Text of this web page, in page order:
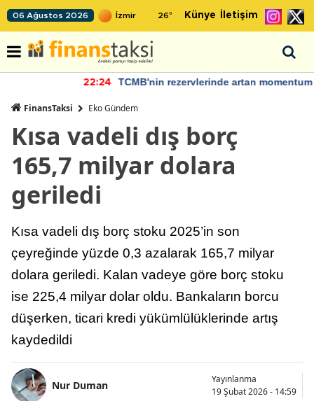
06 Ağustos 2026 26° Künye İletişim
TCMB'nin rezervlerinde artan momentum devam ediyor
FinansTaksi Eko Gündem
Kısa vadeli dış borç
165,7 milyar dolara
geriledi
Kısa vadeli dış borç stoku 2025’in son
çeyreğinde yüzde 0,3 azalarak 165,7 milyar
dolara geriledi. Kalan vadeye göre borç stoku
ise 225,4 milyar dolar oldu. Bankaların borcu
düşerken, ticari kredi yükümlülüklerinde artış
kaydedildi
Nur Duman
Yayınlanma
19 Şubat 2026 - 14:59